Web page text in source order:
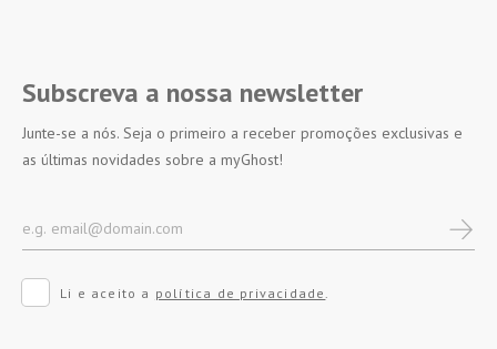
Subscreva a nossa newsletter
Junte-se a nós. Seja o primeiro a receber promoções exclusivas e
as últimas novidades sobre a myGhost!
Li e aceito a política de privacidade.